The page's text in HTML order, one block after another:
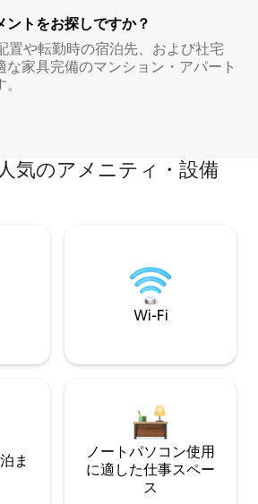
トをお探しですか？
置や転勤時の宿泊先、および社宅
な家具完備のマンション・アパート
気のアメニティ・設備
Wi-Fi
ま
ノートパソコン使用
に適した仕事スペー
ス